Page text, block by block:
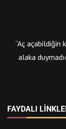
“Aç açabildiğin
alaka
FAYDALI